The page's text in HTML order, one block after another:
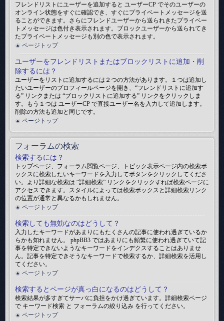
フレンドリストにユーザーを追加すると ユーザーCP でそのユーザーの
オンライン状態をすぐに確認でき、すぐにプライベートメッセージを送
ることができます。さらにフレンドユーザーから送られきたプライベー
トメッセージは色付き表示されます。ブロックユーザーから送られてき
たプライベートメッセージも別の色で表示されます。
ページトップ
ユーザーをフレンドリストまたはブロックリストに追加・削
除するには？
ユーザーをリストに追加するには２つの方法があります。１つは追加し
たいユーザーのプロフィールページを開き、“フレンドリストに追加す
る” リンクまたは “ブロックリストに追加する” リンクをクリックしま
す。もう１つは ユーザーCP で直接ユーザー名を入力して追加します。
削除の方法も追加と同じです。
ページトップ
フォーラムの検索
検索するには？
トップページ、フォーラム閲覧ページ、トピック表示ページ内の検索ボ
ックスに検索したいキーワードを入力してボタンをクリックしてくださ
い。より詳細な検索は “詳細検索” リンクをクリックすれば検索ページに
アクセスできます。スタイルによっては検索ボックスと詳細検索リンク
の位置が通常と異なるかもしれません。
ページトップ
検索しても無効なのはどうして？
入力したキーワードがあまりにもたくさんの記事に使われ過ぎているか
らかも知れません。 phpBB3 ではあまりにも頻繁に使われ過ぎていて記
事を特定できないようなキーワードをインデクスすることはありませ
ん。記事を特定できそうなキーワードで検索するか、詳細検索を活用し
てください。
ページトップ
検索するとページが真っ白になるのはどうして？
検索結果が多すぎてサーバに負担をかけ過ぎています。詳細検索ページ
で キーワード検索 と フォーラムの絞り込み を行ってください。
ページトップ